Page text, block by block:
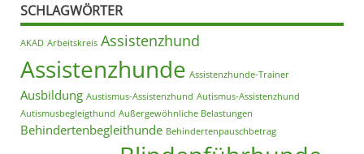
SCHLAGWÖRTER
AKAD Arbeitskreis Assistenzhund
Assistenzhunde Assistenzhunde-Trainer
Ausbildung Austismus-Assistenzhund Autismus-Assistenzhund
Autismusbegleigthund Außergewöhnliche Belastungen
Behindertenbegleithunde Behindertenpauschbetrag